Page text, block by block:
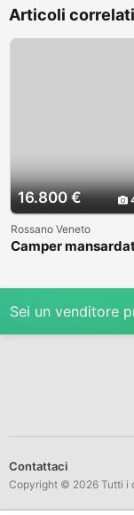
Articoli correlati
16.800 €
Rossano Veneto
Camper
Sei un venditore
Contattaci
Copyright © 2026 Tutti i